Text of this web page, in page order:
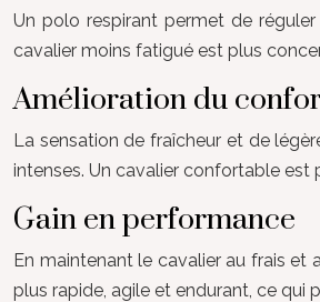
Un polo respirant permet de
cavalier moins fatigué est plus
Amélioration du
La sensation de fraîcheur et de
intenses. Un cavalier confortable est
Gain en performance
En maintenant le cavalier au frais et
plus rapide, agile et endurant, ce qui